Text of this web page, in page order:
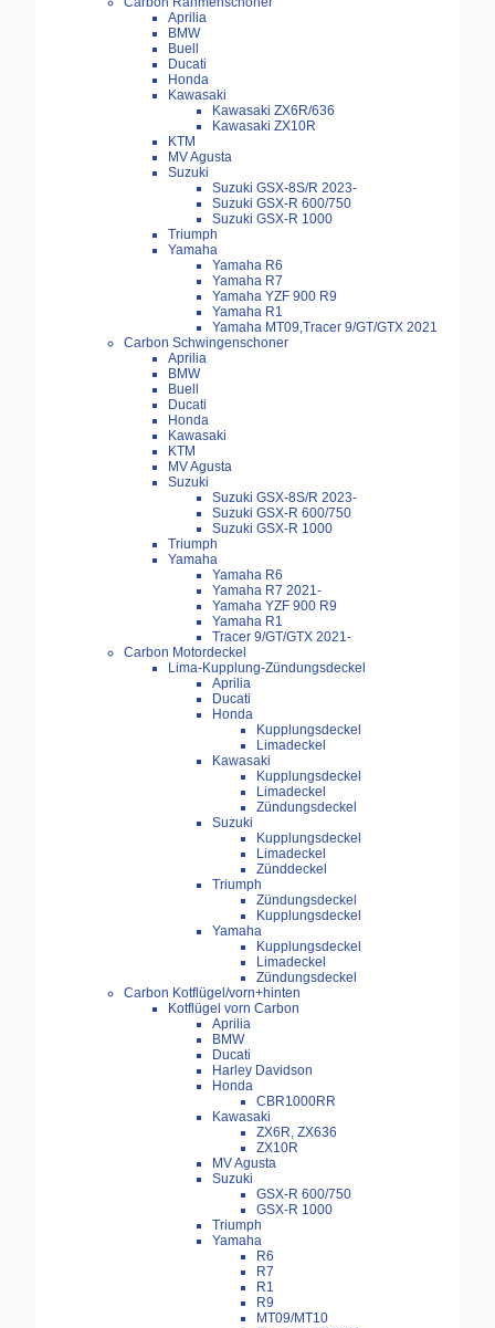
Aprilia
BMW
Buell
Ducati
Honda
Kawasaki
Kawasaki ZX6R/636
Kawasaki ZX10R
KTM
MV Agusta
Suzuki
Suzuki GSX-8S/R 2023-
Suzuki GSX-R 600/750
Suzuki GSX-R 1000
Triumph
Yamaha
Yamaha R6
Yamaha R7
Yamaha YZF 900 R9
Yamaha R1
Yamaha MT09,Tracer 9/GT/GTX 2021
Carbon Schwingenschoner
Aprilia
BMW
Buell
Ducati
Honda
Kawasaki
KTM
MV Agusta
Suzuki
Suzuki GSX-8S/R 2023-
Suzuki GSX-R 600/750
Suzuki GSX-R 1000
Triumph
Yamaha
Yamaha R6
Yamaha R7 2021-
Yamaha YZF 900 R9
Yamaha R1
Tracer 9/GT/GTX 2021-
Carbon Motordeckel
Lima-Kupplung-Zündungsdeckel
Aprilia
Ducati
Honda
Kupplungsdeckel
Limadeckel
Kawasaki
Kupplungsdeckel
Limadeckel
Zündungsdeckel
Suzuki
Kupplungsdeckel
Limadeckel
Zünddeckel
Triumph
Zündungsdeckel
Kupplungsdeckel
Yamaha
Kupplungsdeckel
Limadeckel
Zündungsdeckel
Carbon Kotflügel/vorn+hinten
Kotflügel vorn Carbon
Aprilia
BMW
Ducati
Harley Davidson
Honda
CBR1000RR
Kawasaki
ZX6R, ZX636
ZX10R
MV Agusta
Suzuki
GSX-R 600/750
GSX-R 1000
Triumph
Yamaha
R6
R7
R1
R9
MT09/MT10